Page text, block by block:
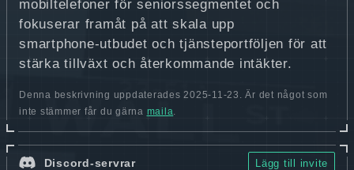
mobiltelefoner för seniorssegmentet och
fokuserar framåt på att skala upp
smartphone‑utbudet och tjänsteportföljen för att
stärka tillväxt och återkommande intäkter.
Denna beskrivning uppdaterades 2025-11-23. Är det något som
inte stämmer får du gärna maila.
Discord-servrar Lägg till invite